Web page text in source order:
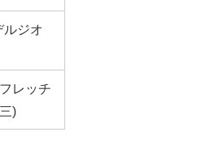
ルジオ
レッチ
)